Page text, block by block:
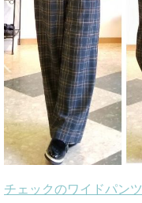
チェックのワイドパンツ